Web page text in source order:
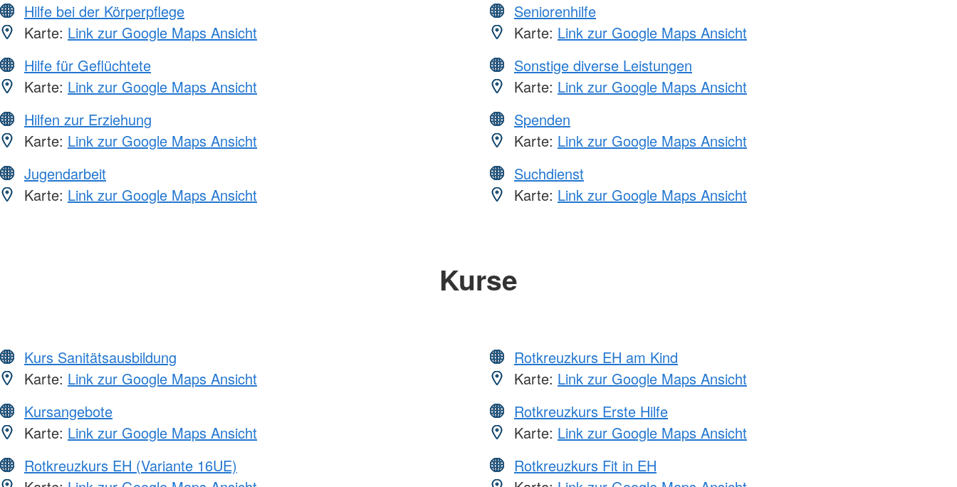
Hilfe bei der Körperpflege
Karte: Link zur Google Maps Ansicht
Hilfe für Geflüchtete
Karte: Link zur Google Maps Ansicht
Hilfen zur Erziehung
Karte: Link zur Google Maps Ansicht
Jugendarbeit
Karte: Link zur Google Maps Ansicht
Seniorenhilfe
Karte: Link zur Google Maps Ansicht
Sonstige diverse Leistungen
Karte: Link zur Google Maps Ansicht
Spenden
Karte: Link zur Google Maps Ansicht
Suchdienst
Karte: Link zur Google Maps Ansicht
Kurse
Kurs Sanitätsausbildung
Karte: Link zur Google Maps Ansicht
Kursangebote
Karte: Link zur Google Maps Ansicht
Rotkreuzkurs EH (Variante 16UE)
Rotkreuzkurs EH am Kind
Karte: Link zur Google Maps Ansicht
Rotkreuzkurs Erste Hilfe
Karte: Link zur Google Maps Ansicht
Rotkreuzkurs Fit in EH